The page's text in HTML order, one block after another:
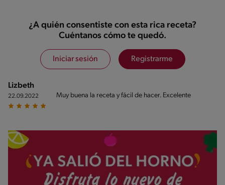
¿A quién consentiste con esta rica receta?
Cuéntanos cómo te quedó.
Iniciar sesión Registrarme
Lizbeth
22.09.2022 Muy buena la receta y fácil de hacer. Excelente